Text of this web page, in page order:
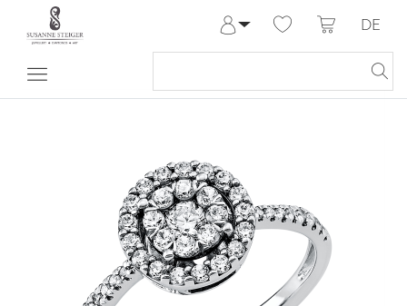
Anmelden
Meine Bestellungen
DE